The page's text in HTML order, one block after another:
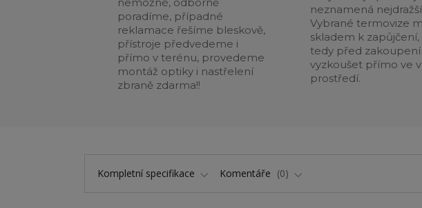
poradíme, případné
reklamace řešíme bleskově,
přístroje předvedeme i
přímo v terénu, provedeme
montáž optiky i nastřelení
zbraně zdarma!!
neznamená
Vybrané termovize
skladem k zapůjčení,
tedy před
vyzkoušet přímo ve
prostředí.
Kompletní specifikace Komentáře 0